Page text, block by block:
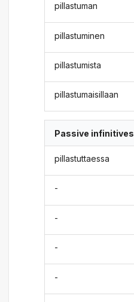
pillastuman
pillastuminen
pillastumista
pillastumaisillaan
Passive infinitives
pillastuttaessa
-
-
-
-